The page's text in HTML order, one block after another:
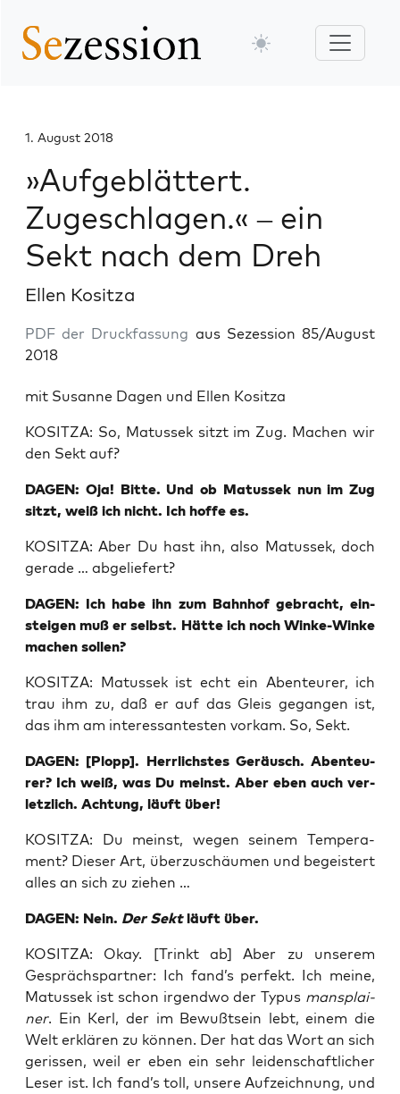
1. August 2018
»Aufgeblättert.
Zugeschlagen.« – ein
Sekt nach dem Dreh
Ellen Kositza
PDF der Druckfassung aus Sezession 85/August
2018
mit Susan­ne Dagen und Ellen Kositza
KOSITZA: So, Matus­sek sitzt im Zug. Machen wir
den Sekt auf?
DAGEN: Oja! Bit­te. Und ob Matus­sek nun im Zug
sitzt, weiß ich nicht. Ich hof­fe es.
KOSITZA: Aber Du hast ihn, also Matus­sek, doch
gera­de … abgeliefert?
DAGEN: Ich habe ihn zum Bahn­hof gebracht, ein­
stei­gen muß er selbst. Hät­te ich noch Win­ke-Win­ke
machen sollen?
KOSITZA: Matus­sek ist echt ein Aben­teu­rer, ich
trau ihm zu, daß er auf das Gleis gegan­gen ist,
das ihm am inter­es­san­tes­ten vor­kam. So, Sekt.
DAGEN: [Plopp]. Herr­lichs­tes Geräusch. Aben­teu­
rer? Ich weiß, was Du meinst. Aber eben auch ver­
letz­lich. Ach­tung, läuft über!
KOSITZA: Du meinst, wegen sei­nem Tem­pe­ra­
ment? Die­ser Art, über­zu­schäu­men und begeis­tert
alles an sich zu ziehen …
DAGEN: Nein. Der Sektläuft über.
KOSITZA: Okay. [Trinkt ab] Aber zu unse­rem
Gesprächs­part­ner: Ich fand’s per­fekt. Ich mei­ne,
Matus­sek ist schon irgend­wo der Typus mans­plai­
ner. Ein Kerl, der im Bewußt­sein lebt, einem die
Welt erklä­ren zu kön­nen. Der hat das Wort an sich
geris­sen, weil er eben ein sehr lei­den­schaft­li­cher
Leser ist. Ich fand’s toll, unse­re Auf­zeich­nung, und